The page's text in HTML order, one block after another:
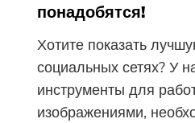
понадобятся!
Хотите показать
социальных сетях? У
инструменты для
изображениями,